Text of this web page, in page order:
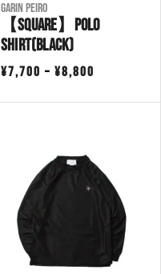
Garin Peiro
【SQUARE】Polo
Shirt(Black)
¥7,700 – ¥8,800
¥8,800